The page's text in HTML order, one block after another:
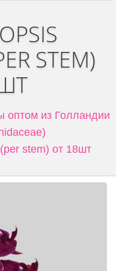
STEM)
оптом из Голландии
stem) от 18шт